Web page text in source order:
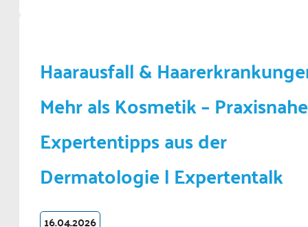
Haarausfall &
Mehr als Kosmetik – Praxisnahe
Expertentipps aus der
Dermatologie | Expertentalk
16.04.2026